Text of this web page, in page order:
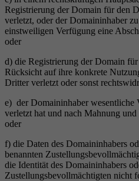
Registrierung der Domain für den
verletzt, oder der Domaininhaber
einstweiligen Verfügung eine
oder
d) die Registrierung der Domain
Rücksicht auf ihre konkrete
Dritter verletzt oder sonst
e) der Domaininhaber wesentliche
verletzt hat und nach Mahnung
oder
f) die Daten des Domaininhabers
benannten
die Identität des Domaininhabers
Zustellungsbevollmächtigten nicht